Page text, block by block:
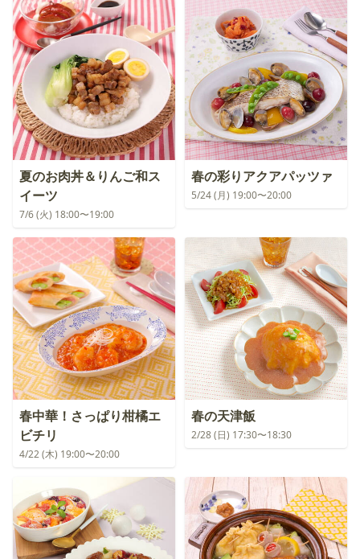
夏のお肉丼＆りんご和ス
イーツ
7/6 (火) 18:00〜19:00
春の彩りアクアパッツァ
5/24 (月) 19:00〜20:00
春中華！さっぱり柑橘エ
ビチリ
4/22 (木) 19:00〜20:00
春の天津飯
2/28 (日) 17:30〜18:30